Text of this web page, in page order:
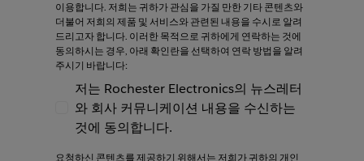
이용합니다. 저희는 귀하가 관심을 가질 만한 기타 콘텐츠와
더불어 저희의 제품 및 서비스와 관련된 내용을 수시로 알려
드리고자 합니다. 이러한 목적으로 귀하에게 연락하는 것에
동의하시는 경우, 아래 확인란을 선택하여 연락 방법을 알려
주시기 바랍니다:
저는 Rochester Electronics의 뉴스레터와 회사
저는 Rochester Electronics의 뉴스레터
와 회사 커뮤니케이션 내용을 수신하는
것에 동의합니다.
요청하신 콘텐츠를 제공하기 위해서는 저희가 귀하의 개인